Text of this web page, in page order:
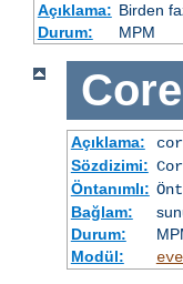
Açıklama: Birden
Durum:
MPM
Açıklama:
Sözdizimi:
Öntanımlı:
Bağlam:
Durum:
Modül: